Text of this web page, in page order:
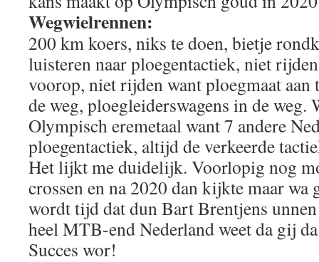
Wegwielrennen:
200 km koers, niks te doen, bietje
luisteren naar ploegentactiek, niet
voorop, niet rijden want ploegmaat aan
de weg, ploegleiderswagens in de weg.
Olympisch eremetaal want 7 andere
ploegentactiek, altijd de verkeerde
Het lijkt me duidelijk. Voorlopig nog
crossen en na 2020 dan kijkte maar wa
wordt tijd dat dun Bart Brentjens
heel MTB-end Nederland weet da gij
Succes wor!